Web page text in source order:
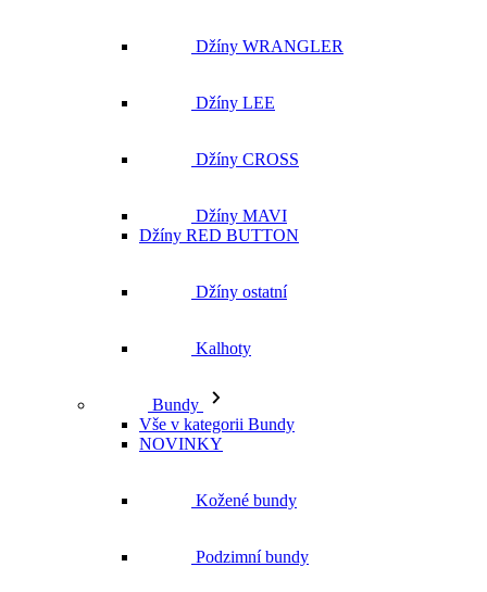
Džíny WRANGLER
Džíny LEE
Džíny CROSS
Džíny MAVI
Džíny RED BUTTON
Džíny ostatní
Kalhoty
Bundy
Vše v kategorii Bundy
NOVINKY
Kožené bundy
Podzimní bundy